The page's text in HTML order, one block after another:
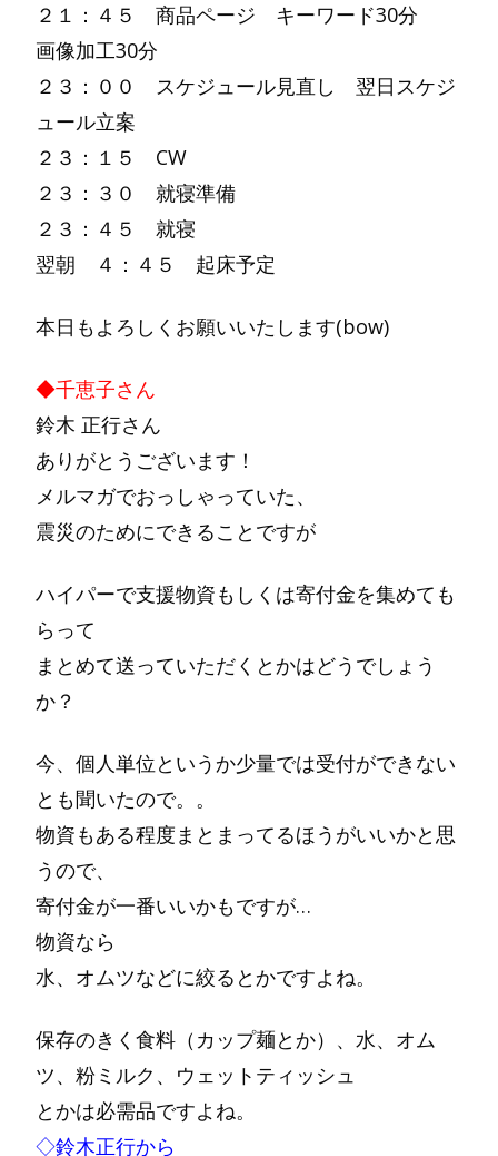
２１：４５ 商品ページ キーワード30分
画像加工30分
２３：００ スケジュール見直し 翌日スケジ
ュール立案
２３：１５ CW
２３：３０ 就寝準備
２３：４５ 就寝
翌朝 ４：４５ 起床予定
本日もよろしくお願いいたします(bow)
◆千恵子さん
鈴木 正行さん
ありがとうございます！
メルマガでおっしゃっていた、
震災のためにできることですが
ハイパーで支援物資もしくは寄付金を集めても
らって
まとめて送っていただくとかはどうでしょう
か？
今、個人単位というか少量では受付ができない
とも聞いたので。。
物資もある程度まとまってるほうがいいかと思
うので、
寄付金が一番いいかもですが…
物資なら
水、オムツなどに絞るとかですよね。
保存のきく食料（カップ麺とか）、水、オム
ツ、粉ミルク、ウェットティッシュ
とかは必需品ですよね。
◇鈴木正行から